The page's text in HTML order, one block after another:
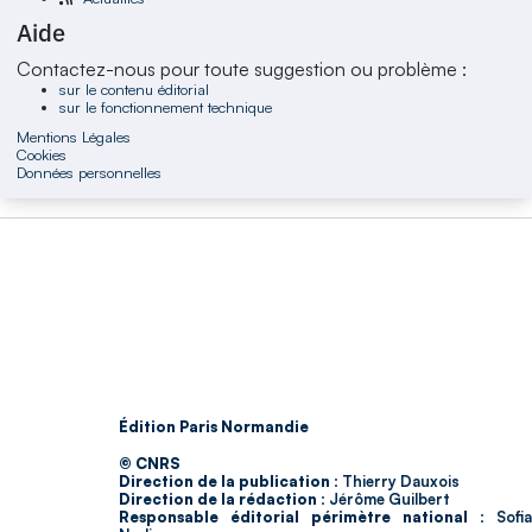
Aide
Contactez-nous pour toute suggestion ou problème :
sur le contenu éditorial
sur le fonctionnement technique
Mentions Légales
Cookies
Données personnelles
Édition Paris Normandie
© CNRS
Direction de la publication : Thierry Dauxois
Direction de la rédaction : Jérôme Guilbert
Responsable éditorial périmètre national : Sofia